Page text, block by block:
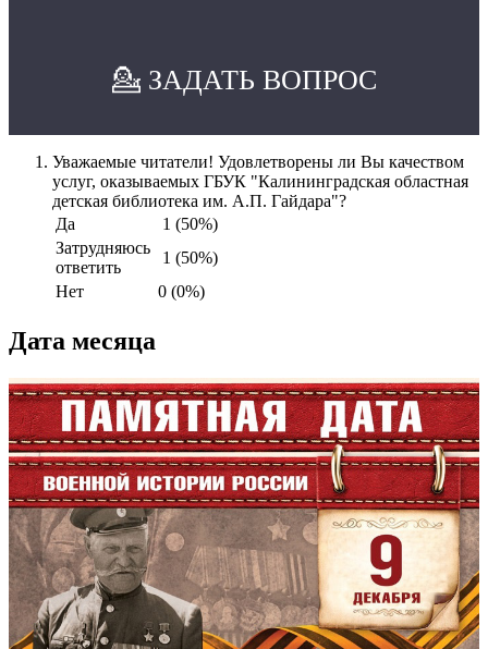
💁 ЗАДАТЬ ВОПРОС
Уважаемые читатели! Удовлетворены ли Вы качеством
услуг, оказываемых ГБУК "Калининградская областная
детская библиотека им. А.П. Гайдара"?
Да
1 (50%)
Затрудняюсь
ответить
1 (50%)
Нет
0 (0%)
Дата месяца